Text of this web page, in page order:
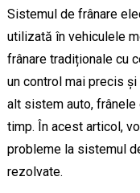
Sistemul de frânare
utilizată în vehiculele
frânare tradiționale cu
un control mai precis
alt sistem auto,
timp. În acest articol,
probleme la sistemul
rezolvate.